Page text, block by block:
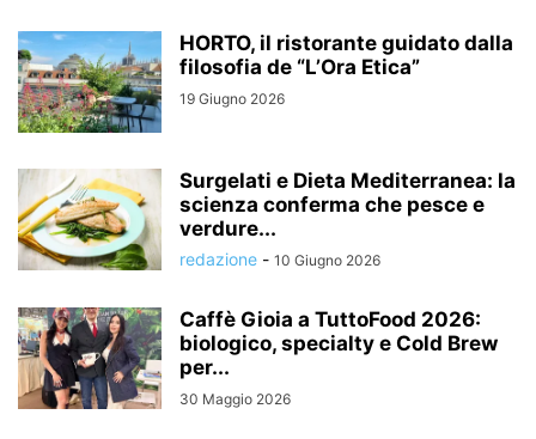
HORTO, il ristorante guidato dalla
filosofia de “L’Ora Etica”
19 Giugno 2026
Surgelati e Dieta Mediterranea: la
scienza conferma che pesce e
verdure...
redazione - 10 Giugno 2026
Caffè Gioia a TuttoFood 2026:
biologico, specialty e Cold Brew
per...
30 Maggio 2026